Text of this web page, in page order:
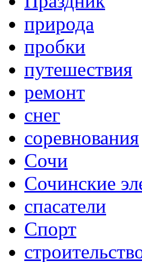
природа
пробки
путешествия
ремонт
снег
соревнования
Сочи
Сочинские
спасатели
Спорт